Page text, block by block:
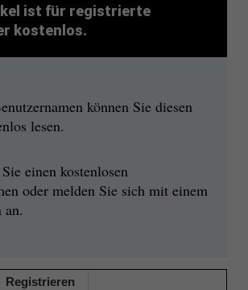
ist für registrierte
kostenlos.
können Sie diesen
lesen.
einen kostenlosen
oder melden Sie sich mit einem
an.
Registrieren